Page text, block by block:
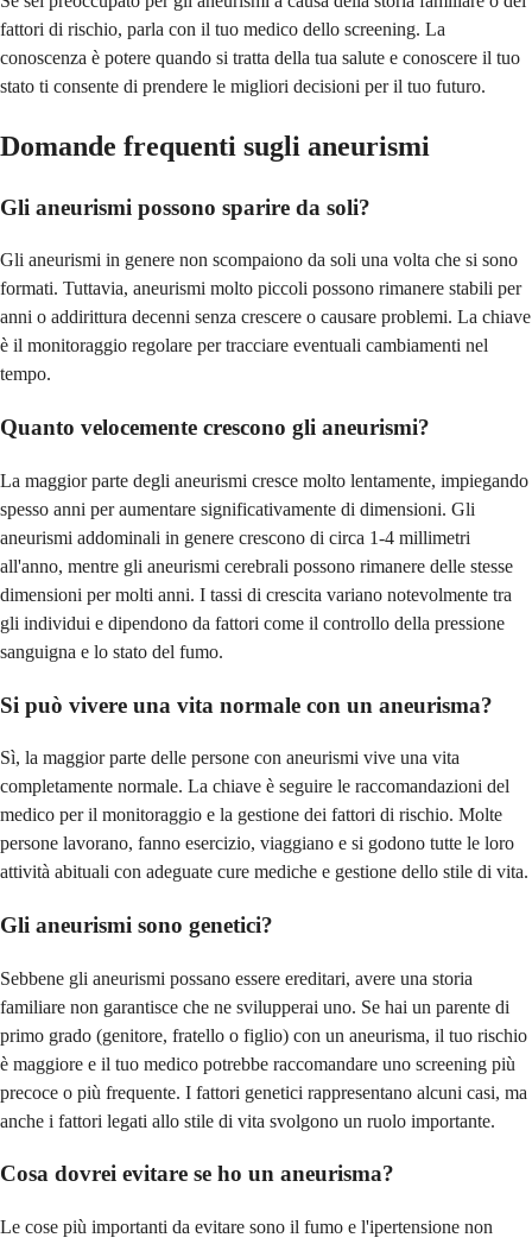
fattori di rischio, parla con il tuo medico dello screening. La
conoscenza è potere quando si tratta della tua salute e conoscere il tuo
stato ti consente di prendere le migliori decisioni per il tuo futuro.
Domande frequenti sugli aneurismi
Gli aneurismi possono sparire da soli?
Gli aneurismi in genere non scompaiono da soli una volta che si sono
formati. Tuttavia, aneurismi molto piccoli possono rimanere stabili per
anni o addirittura decenni senza crescere o causare problemi. La chiave
è il monitoraggio regolare per tracciare eventuali cambiamenti nel
tempo.
Quanto velocemente crescono gli aneurismi?
La maggior parte degli aneurismi cresce molto lentamente, impiegando
spesso anni per aumentare significativamente di dimensioni. Gli
aneurismi addominali in genere crescono di circa 1-4 millimetri
all'anno, mentre gli aneurismi cerebrali possono rimanere delle stesse
dimensioni per molti anni. I tassi di crescita variano notevolmente tra
gli individui e dipendono da fattori come il controllo della pressione
sanguigna e lo stato del fumo.
Si può vivere una vita normale con un aneurisma?
Sì, la maggior parte delle persone con aneurismi vive una vita
completamente normale. La chiave è seguire le raccomandazioni del
medico per il monitoraggio e la gestione dei fattori di rischio. Molte
persone lavorano, fanno esercizio, viaggiano e si godono tutte le loro
attività abituali con adeguate cure mediche e gestione dello stile di vita.
Gli aneurismi sono genetici?
Sebbene gli aneurismi possano essere ereditari, avere una storia
familiare non garantisce che ne svilupperai uno. Se hai un parente di
primo grado (genitore, fratello o figlio) con un aneurisma, il tuo rischio
è maggiore e il tuo medico potrebbe raccomandare uno screening più
precoce o più frequente. I fattori genetici rappresentano alcuni casi, ma
anche i fattori legati allo stile di vita svolgono un ruolo importante.
Cosa dovrei evitare se ho un aneurisma?
Le cose più importanti da evitare sono il fumo e l'ipertensione non